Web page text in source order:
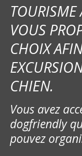
VOUS
CHOIX
CHIEN.
Vous avez
dogfriendly
pouvez